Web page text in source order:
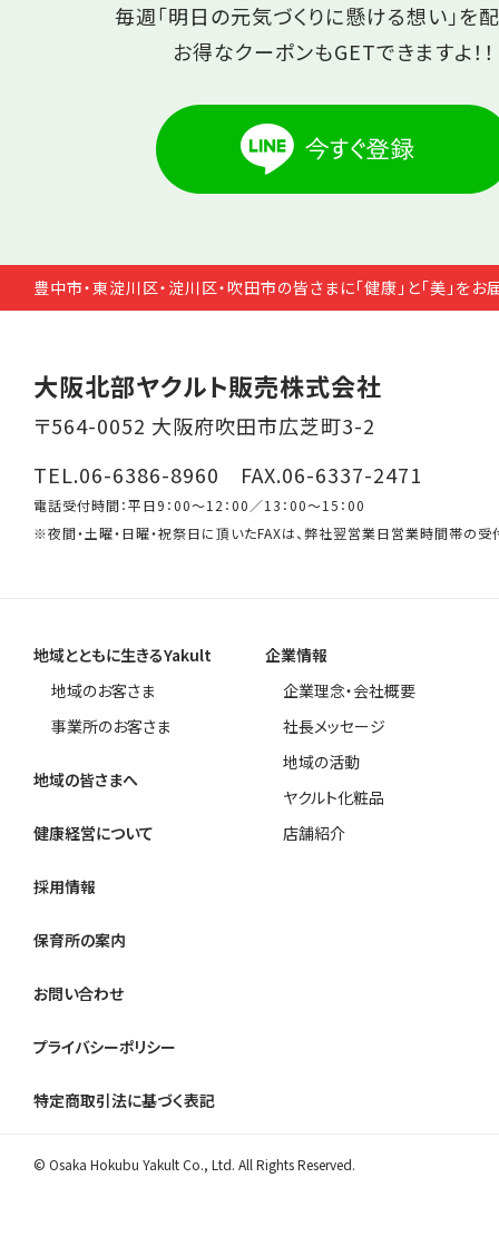
毎週「明日の元気づくりに懸ける想い」を
お得なクーポンもGETできますよ！！
豊中市・東淀川区・淀川区・吹田市の皆さまに「健康」と「美」をお
大阪北部ヤクルト販売株式会社
〒564-0052 大阪府吹田市広芝町3-2
TEL.06-6386-8960 FAX.06-6337-2471
電話受付時間：平日9：00～12：00／13：00～15：00
※夜間・土曜・日曜・祝祭日に頂いたFAXは、弊社翌営業日営業時間帯の受
地域とともに生きるYakult
地域のお客さま
事業所のお客さま
地域の皆さまへ
健康経営について
企業情報
企業理念・会社概要
社長メッセージ
地域の活動
ヤクルト化粧品
店舗紹介
採用情報
保育所の案内
お問い合わせ
プライバシーポリシー
特定商取引法に基づく表記
© Osaka Hokubu Yakult Co., Ltd. All Rights Reserved.